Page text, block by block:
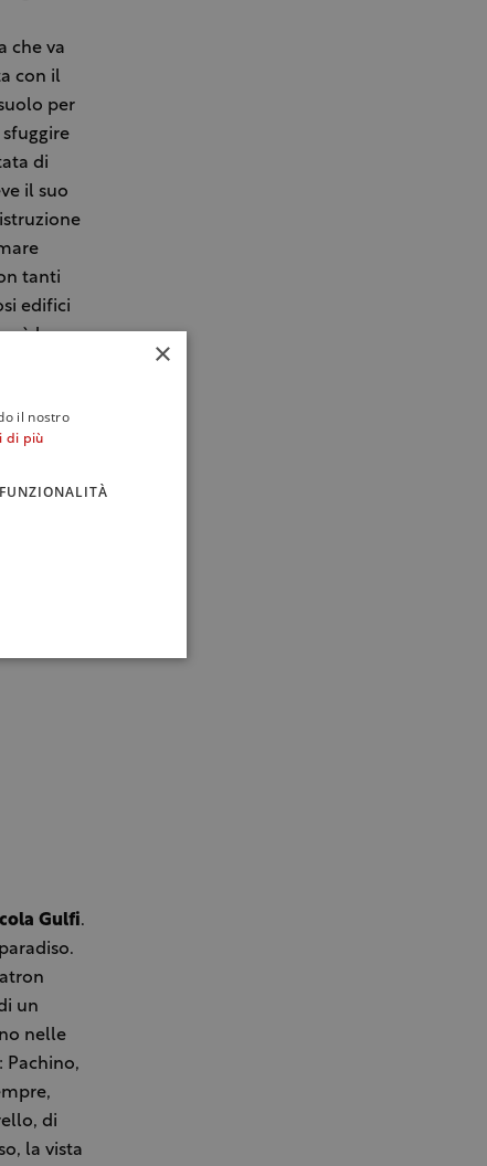
che va
con il
per
di
il suo
tanti
edifici
è la
grazie
Gulfi.
un
nelle
Pachino,
di
la vista
×
il nostro
di più
FUNZIONALITÀ